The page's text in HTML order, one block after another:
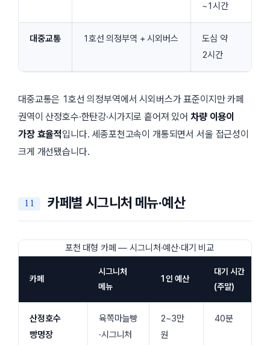
~1시간
대중교통 1호선 의정부역 + 시외버스
도심 약
2시간
대중교통은 1호선 의정부역에서 시외버스가 표준이지만 카페
권역이 산정호수·한탄강·시가지로 흩어져 있어 차량 이용이
가장 효율적입니다. 세종포천고속이 개통되면서 서울 접근성이
크게 개선됐습니다.
카페별 시그니처 메뉴·예산
카페
시그니처
메뉴
1인 예산
대기 시간
(주말)
산정호수
빵명장
육쪽마늘빵
·시그니처
2~3만
원
40분
포천 대형 카페 — 시그니처·예산·대기 비교